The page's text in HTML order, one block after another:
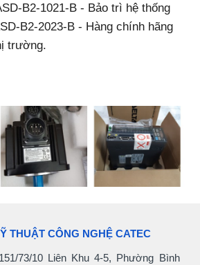
B2-1021-B - Bảo trì hệ thống
B2-2023-B - Hàng chính hãng
trường.
THUẬT CÔNG NGHỆ CATEC
151/73/10 Liên Khu 4-5, Phường Bình